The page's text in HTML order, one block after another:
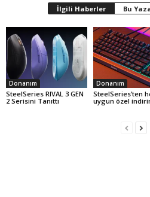
İlgili Haberler Bu
Donanım
SteelSeries RIVAL 3 GEN
2 Serisini Tanıttı
Donanım
SteelSeries’ten
uygun özel